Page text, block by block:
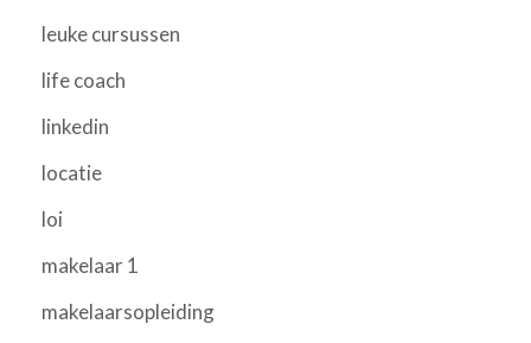
leuke cursussen
life coach
linkedin
locatie
loi
makelaar 1
makelaarsopleiding